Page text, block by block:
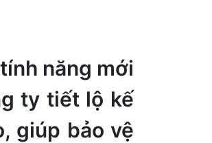
năng mới
ty tiết lộ kế
giúp bảo vệ